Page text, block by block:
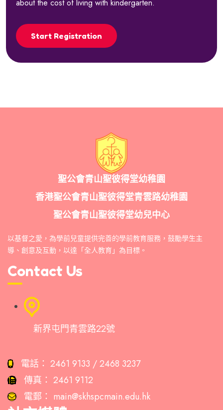
about the cost of living with kindergarten.
Start Registration
聖公會青山聖彼得堂幼稚園
香港聖公會青山聖彼得堂青雲路幼稚園
聖公會青山聖彼得堂幼兒中心
以基督之愛，為學前兒童提供完善的學前教育服務，鼓勵學生主
導、創意及互動，以達「全人教育」為目標。
Contact Us
新界屯門青雲路22號
電話： 2461 9133 / 2468 3237
傳真： 2461 9112
電郵： main@skhspcmain.edu.hk